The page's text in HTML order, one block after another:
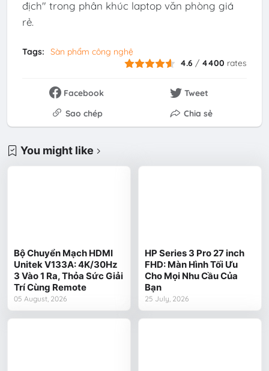
địch" trong phân khúc laptop văn phòng giá
rẻ.
Tags:
Sàn phẩm công nghệ
4.6 / 4400 rates
Facebook
Tweet
Sao chép
Chia sẻ
You might like
Bộ Chuyển Mạch HDMI
Unitek V133A: 4K/30Hz
3 Vào 1 Ra, Thỏa Sức Giải
Trí Cùng Remote
05 August, 2026
HP Series 3 Pro 27 inch
FHD: Màn Hình Tối Ưu
Cho Mọi Nhu Cầu Của
Bạn
25 July, 2026